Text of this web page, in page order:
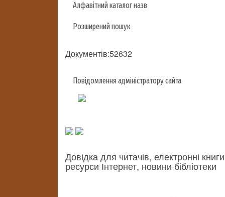
Алфавітний каталог назв
Розширений пошук
Документів:52632
Повідомлення адміністратору сайта
Довідка для читачів, електронні
ресурси Інтернет, новини бібліотеки